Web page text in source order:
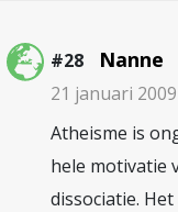
#28 Nanne
21 januari
Atheisme is
hele motivatie
dissociatie.